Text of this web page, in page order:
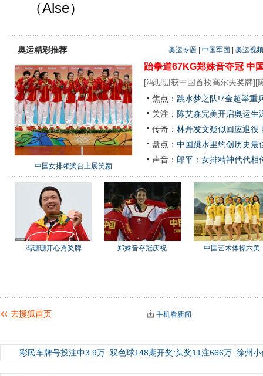
（Alse）
奥运精彩推荐 奥运专题 中国军团 奥运视频
中国女排领奖台上展笑颜
跆拳道67KG郑姝音夺冠 中
[冯珊珊获中国首枚高尔夫奖牌][
焦点： 跳水梦之队!7金超举重
关注： 陈艾森完美开启奥运
传奇： 林丹发文疑似回应退役
盘点： 中国跳水里约创历史最
声音： 郎平：女排精神代代相
冯珊珊开心秀奖牌 郑姝音夺冠庆祝 中国艺术体操六美
手机看新闻
彩民车牌号投注中3.9万 双色球148期开奖:头奖11注666万 徐州